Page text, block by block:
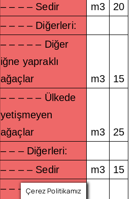
– – – – Sedir m3
20
– – – – Diğerleri:
– – – – – Diğer
iğne yapraklı
ağaçlar
m3 15
– – – – – Ülkede
yetişmeyen
ağaçlar
m3
25
– – – Diğerleri:
– – – – Sedir m3
15
– – – – Diğer iğne
Çerez Politikamız